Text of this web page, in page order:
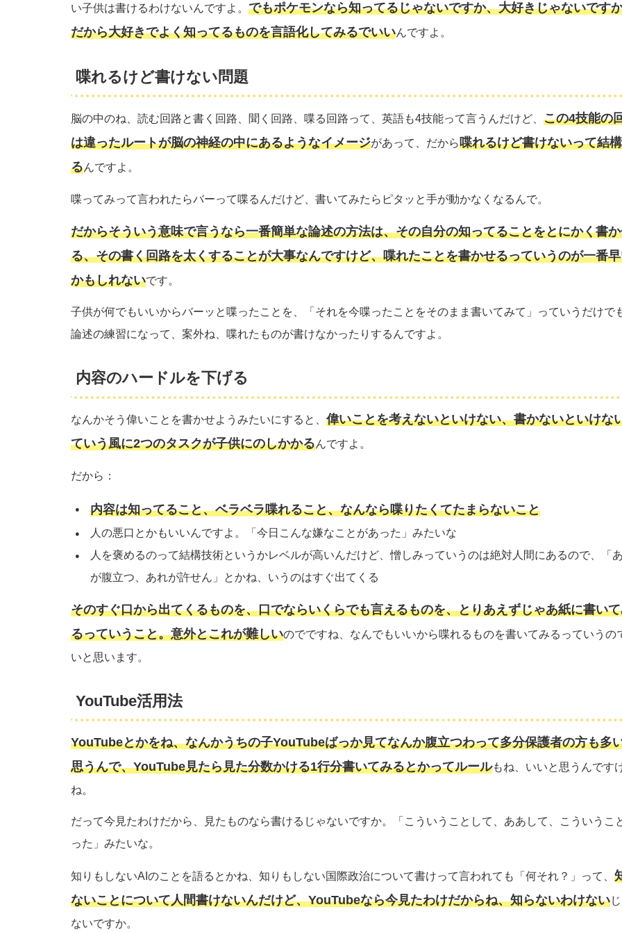
い子供は書けるわけないんですよ。 でもポケモンなら知ってるじゃないですか、大好きじゃないです
だから大好きでよく知ってるものを言語化してみるでいいんですよ。
喋れるけど書けない問題
脳の中のね、読む回路と書く回路、聞く回路、喋る回路って、英語も4技能って言うんだけど、 この4技能の
は違ったルートが脳の神経の中にあるようなイメージがあって、だから喋れるけど書けないって結
るんですよ。
喋ってみって言われたらバーって喋るんだけど、書いてみたらピタッと手が動かなくなるんで。
だからそういう意味で言うなら一番簡単な論述の方法は、その自分の知ってることをとにかく書
る、その書く回路を太くすることが大事なんですけど、喋れたことを書かせるっていうのが一番
かもしれないです。
子供が何でもいいからバーッと喋ったことを、「それを今喋ったことをそのまま書いてみて」っていうだけで
論述の練習になって、案外ね、喋れたものが書けなかったりするんですよ。
内容のハードルを下げる
なんかそう偉いことを書かせようみたいにすると、 偉いことを考えないといけない、書かないといけな
ていう風に2つのタスクが子供にのしかかるんですよ。
だから：
内容は知ってること、ベラベラ喋れること、なんなら喋りたくてたまらないこと
人の悪口とかもいいんですよ。「今日こんな嫌なことがあった」みたいな
人を褒めるのって結構技術というかレベルが高いんだけど、憎しみっていうのは絶対人間にあるので、「
が腹立つ、あれが許せん」とかね、いうのはすぐ出てくる
そのすぐ口から出てくるものを、口でならいくらでも言えるものを、とりあえずじゃあ紙に書い
るっていうこと。意外とこれが難しいのでですね、なんでもいいから喋れるものを書いてみるっていうの
いと思います。
YouTube活用法
YouTubeとかをね、なんかうちの子YouTubeばっか見てなんか腹立つわって多分保護者の方も多
思うんで、YouTube見たら見た分数かける1行分書いてみるとかってルールもね、いいと思うんです
ね。
だって今見たわけだから、見たものなら書けるじゃないですか。「こういうことして、ああして、こういうこ
った」みたいな。
知りもしないAIのことを語るとかね、知りもしない国際政治について書けって言われても「何それ？」って、
ないことについて人間書けないんだけど、YouTubeなら今見たわけだからね、知らないわけない
ないですか。